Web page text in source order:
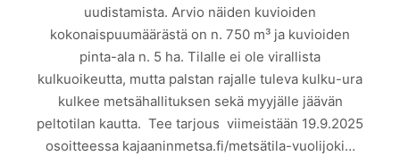
uudistamista. Arvio näiden kuvioiden
kokonaispuumäärästä on n. 750 m³ ja kuvioiden
pinta-ala n. 5 ha. Tilalle ei ole virallista
kulkuoikeutta, mutta palstan rajalle tuleva kulku-ura
kulkee metsähallituksen sekä myyjälle jäävän
peltotilan kautta. Tee tarjous viimeistään 19.9.2025
osoitteessa kajaaninmetsa.fi/metsätila-vuolijoki…